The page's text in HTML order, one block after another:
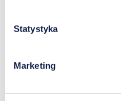
Statystyka
Marketing
jeden z
zabraknąć w
głównie za
czerwonych
również